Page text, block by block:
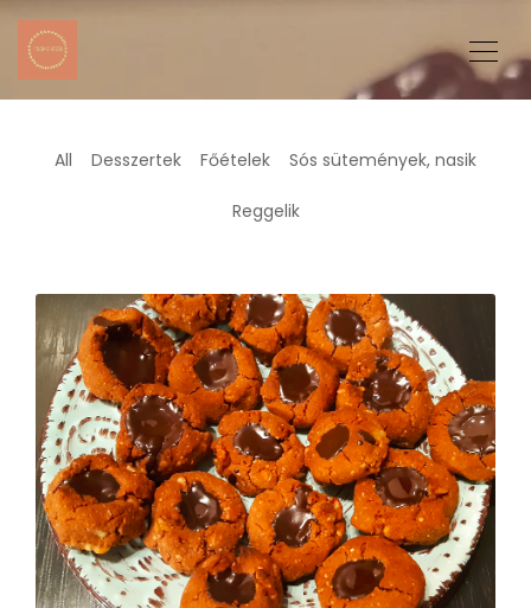
All Desszertek Főételek Sós sütemények, nasik
Reggelik